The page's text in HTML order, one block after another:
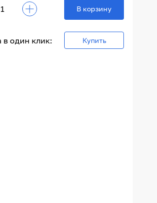
В корзину
в один клик: Купить